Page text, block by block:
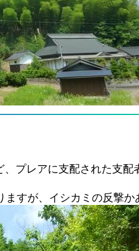
プレアに支配された支
すが、イシカミの反撃か